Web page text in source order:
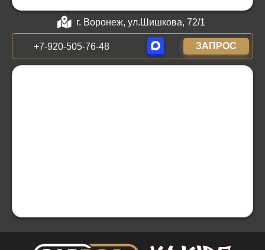
г. Воронеж, ул.Шишкова, 72/1
+7-920-505-76-48 ЗАПРОС